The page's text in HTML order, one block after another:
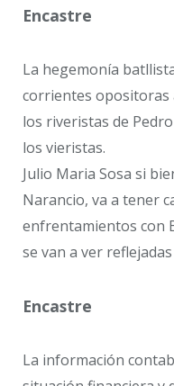
Encastre
La hegemonía
corrientes opositoras
los riveristas de
los vieristas.
Julio Maria Sosa si
Narancio, va a tener
enfrentamientos con
se van a ver
Encastre
La información